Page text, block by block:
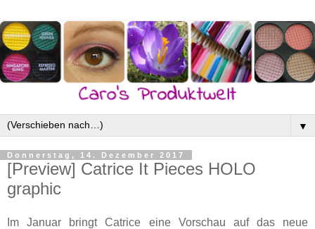
▼
Donnerstag, 14. Dezember 2017
[Preview] Catrice It Pieces HOLO
graphic
Im Januar bringt Catrice eine Vorschau auf das neue